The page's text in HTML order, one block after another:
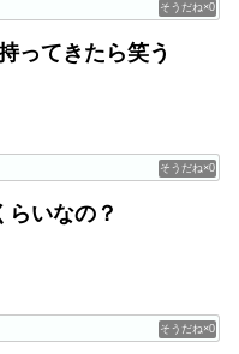
0
ってきたら笑う
0
いなの？
0